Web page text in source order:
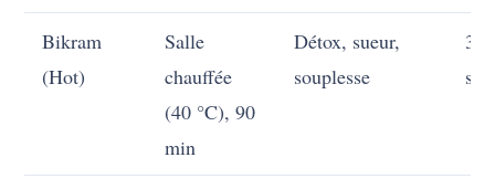
Bikram
(Hot)
Salle
chauffée
(40 °C), 90
min
Détox, sueur,
souplesse